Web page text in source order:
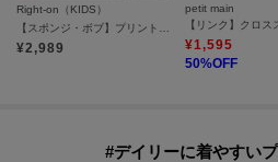
Right-on（KIDS）
¥2,989
petit main
¥1,595
50%OFF
#デイリーに着やすい